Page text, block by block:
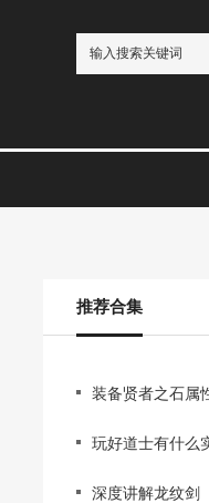
推荐合集
装备贤者之石属
玩好道士有什么
深度讲解龙纹剑